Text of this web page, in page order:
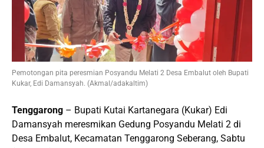
Pemotongan pita peresmian Posyandu Melati 2 Desa Embalut oleh Bupati
Kukar, Edi Damansyah. (Akmal/adakaltim)
Tenggarong – Bupati Kutai Kartanegara (Kukar) Edi
Damansyah meresmikan Gedung Posyandu Melati 2 di
Desa Embalut, Kecamatan Tenggarong Seberang, Sabtu